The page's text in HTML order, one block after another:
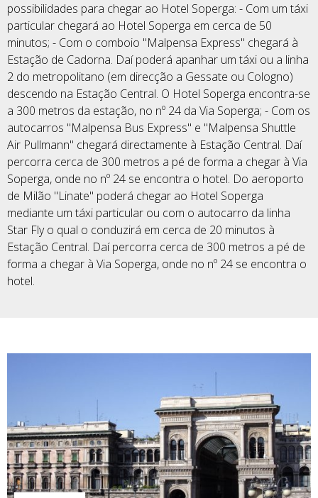
possibilidades para chegar ao Hotel Soperga: - Com um táxi
particular chegará ao Hotel Soperga em cerca de 50
minutos; - Com o comboio "Malpensa Express" chegará à
Estação de Cadorna. Daí poderá apanhar um táxi ou a linha
2 do metropolitano (em direcção a Gessate ou Cologno)
descendo na Estação Central. O Hotel Soperga encontra-se
a 300 metros da estação, no nº 24 da Via Soperga; - Com os
autocarros "Malpensa Bus Express" e "Malpensa Shuttle
Air Pullmann" chegará directamente à Estação Central. Daí
percorra cerca de 300 metros a pé de forma a chegar à Via
Soperga, onde no nº 24 se encontra o hotel. Do aeroporto
de Milão "Linate" poderá chegar ao Hotel Soperga
mediante um táxi particular ou com o autocarro da linha
Star Fly o qual o conduzirá em cerca de 20 minutos à
Estação Central. Daí percorra cerca de 300 metros a pé de
forma a chegar à Via Soperga, onde no nº 24 se encontra o
hotel.